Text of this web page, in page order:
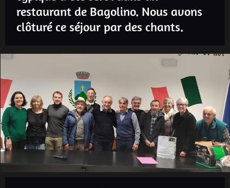
restaurant de Bagolino. Nous avons
clôturé ce séjour par des chants.